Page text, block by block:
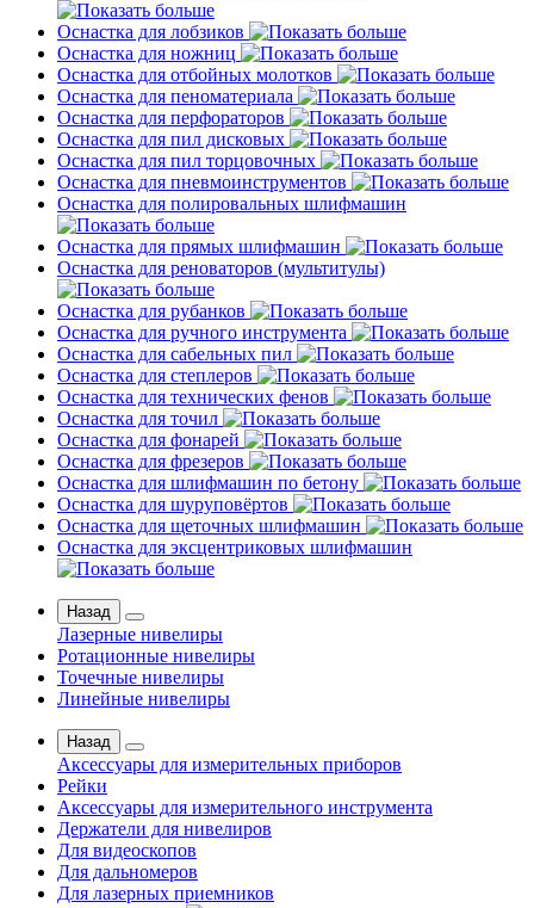
Оснастка для лобзиков
Оснастка для ножниц
Оснастка для отбойных молотков
Оснастка для пеноматериала
Оснастка для перфораторов
Оснастка для пил дисковых
Оснастка для пил торцовочных
Оснастка для пневмоинструментов
Оснастка для полировальных шлифмашин
Оснастка для прямых шлифмашин
Оснастка для реноваторов (мультитулы)
Оснастка для рубанков
Оснастка для ручного инструмента
Оснастка для сабельных пил
Оснастка для степлеров
Оснастка для технических фенов
Оснастка для точил
Оснастка для фонарей
Оснастка для фрезеров
Оснастка для шлифмашин по бетону
Оснастка для шуруповёртов
Оснастка для щеточных шлифмашин
Оснастка для эксцентриковых шлифмашин
Назад
Лазерные нивелиры
Ротационные нивелиры
Точечные нивелиры
Линейные нивелиры
Назад
Аксессуары для измерительных приборов
Рейки
Аксессуары для измерительного инструмента
Держатели для нивелиров
Для видеоскопов
Для дальномеров
Для лазерных приемников